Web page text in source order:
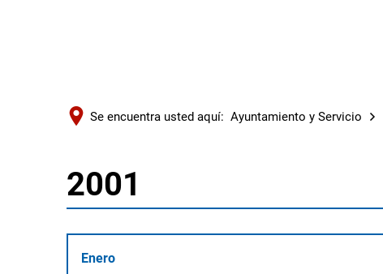
Se encuentra usted aquí: Ayuntamiento y Servicio
20012001
Enero